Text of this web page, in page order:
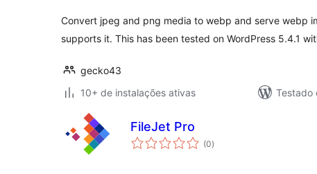
Convert jpeg and png media to webp and serve webp
supports it. This has been tested on WordPress 5.4.1
gecko43
10+ de instalações ativas
Testado
FileJet Pro
(0total
de
)